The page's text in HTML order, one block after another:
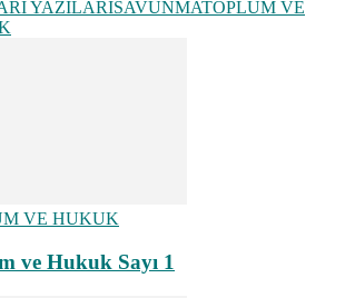
YAZILARISAVUNMATOPLUM VE
VE HUKUK
ve Hukuk Sayı 1